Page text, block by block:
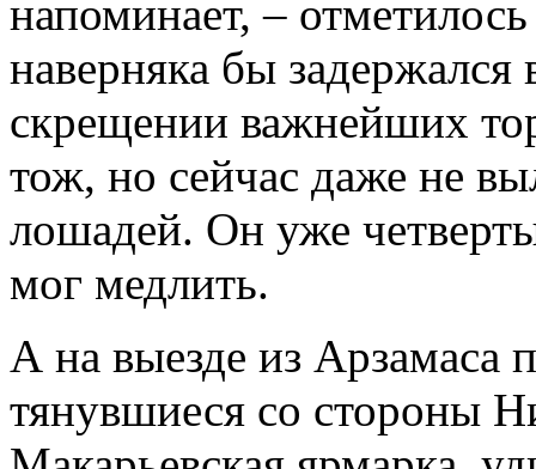
напоминает, –
наверняка бы задержался
скрещении важнейших
тож, но сейчас даже не
лошадей. Он уже
мог медлить.
А на выезде из Арзамаса
тянувшиеся со стороны